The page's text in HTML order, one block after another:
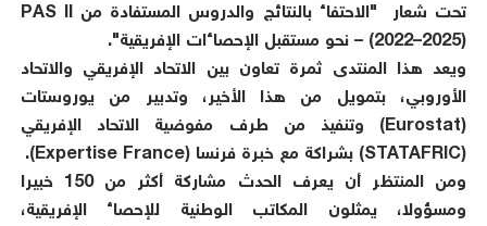
تحت شعار "الاحتفاء بالنتائج والدروس المستفادة من PAS II
(2022–2025) – نحو مستقبل الإحصاءات الإفريقية".
ويعد هذا المنتدى ثمرة تعاون بين الاتحاد الإفريقي والاتحاد
الأوروبي، بتمويل من هذا الأخير، وتدبير من يوروستات
(Eurostat) وتنفيذ من طرف مفوضية الاتحاد الإفريقي
(STATAFRIC) بشراكة مع خبرة فرنسا (Expertise France).
ومن المنتظر أن يعرف الحدث مشاركة أكثر من 150 خبيرا
ومسؤولا، يمثلون المكاتب الوطنية للإحصاء الإفريقية،